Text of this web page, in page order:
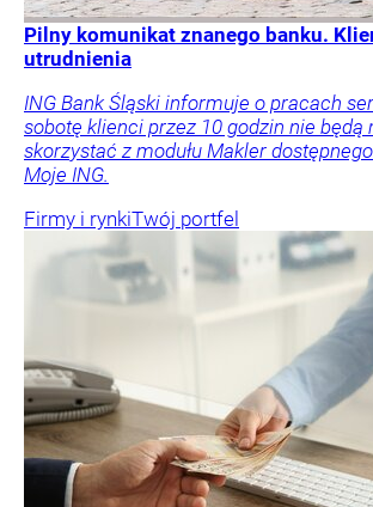
Pilny komunikat znanego banku.
utrudnienia
ING Bank Śląski informuje o pracach
sobotę klienci przez 10 godzin nie będą
skorzystać z modułu Makler
Moje ING.
Firmy i rynkiTwój portfel